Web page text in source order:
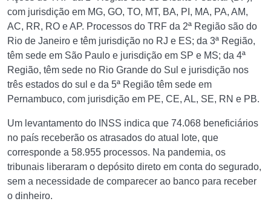
com jurisdição em MG, GO, TO, MT, BA, PI, MA, PA, AM,
AC, RR, RO e AP. Processos do TRF da 2ª Região são do
Rio de Janeiro e têm jurisdição no RJ e ES; da 3ª Região,
têm sede em São Paulo e jurisdição em SP e MS; da 4ª
Região, têm sede no Rio Grande do Sul e jurisdição nos
três estados do sul e da 5ª Região têm sede em
Pernambuco, com jurisdição em PE, CE, AL, SE, RN e PB.
Um levantamento do INSS indica que 74.068 beneficiários
no país receberão os atrasados do atual lote, que
corresponde a 58.955 processos. Na pandemia, os
tribunais liberaram o depósito direto em conta do segurado,
sem a necessidade de comparecer ao banco para receber
o dinheiro.